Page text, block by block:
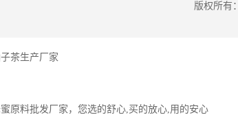
版权所有：
茶生产厂家
原料批发厂家，您选的舒心,买的放心,用的安心